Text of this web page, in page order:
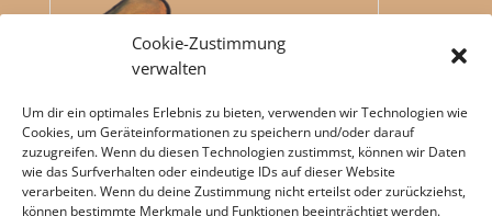
Cookie-Zustimmung
verwalten
Um dir ein optimales Erlebnis zu bieten, verwenden wir Technologien wie
Cookies, um Geräteinformationen zu speichern und/oder darauf
zuzugreifen. Wenn du diesen Technologien zustimmst, können wir Daten
wie das Surfverhalten oder eindeutige IDs auf dieser Website
verarbeiten. Wenn du deine Zustimmung nicht erteilst oder zurückziehst,
können bestimmte Merkmale und Funktionen beeinträchtigt werden.